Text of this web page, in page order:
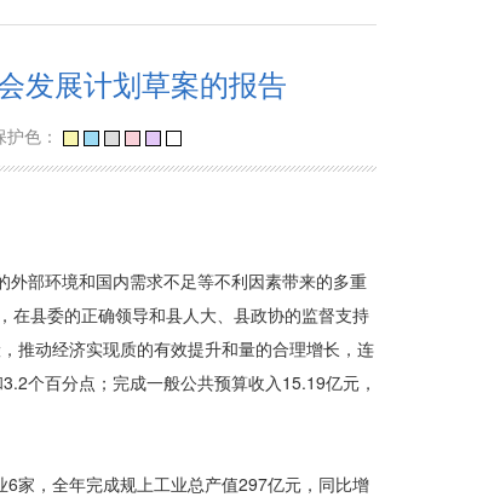
发展计划草案的报告
色：
外部环境和国内需求不足等不利因素带来的多重
在县委的正确领导和县人大、县政协的监督支持
推动经济实现质的有效提升和量的合理增长，连
个百分点；完成一般公共预算收入15.19亿元，
家，全年完成规上工业总产值297亿元，同比增